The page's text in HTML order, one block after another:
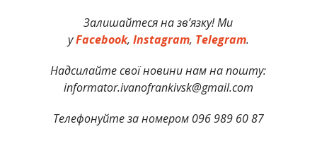
Залишайтеся на зв’язку! Ми
уFacebook, Instagram, Telegram.
Надсилайте свої новини нам на пошту:
informator.ivanofrankivsk@gmail.com
Телефонуйте за номером 096 989 60 87